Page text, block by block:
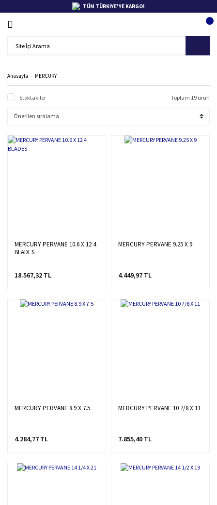
TÜM TÜRKİYE'YE KARGO!
Anasayfa MERCURY
Stoktakiler Toplam 19 ürün
MERCURY PERVANE 10.6 X 12 4
BLADES
18.567,32 TL
MERCURY PERVANE 9.25 X 9
4.449,97 TL
MERCURY PERVANE 8.9 X 7.5
4.284,77 TL
MERCURY PERVANE 10 7/8 X 11
7.855,40 TL